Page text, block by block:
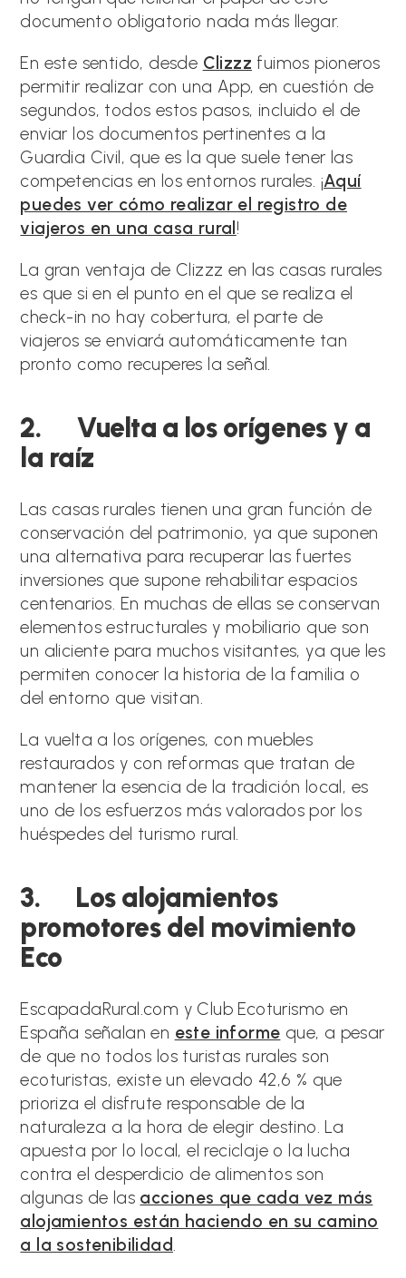
documento obligatorio nada más llegar.
En este sentido, desde Clizzz fuimos pioneros
permitir realizar con una App, en cuestión de
segundos, todos estos pasos, incluido el de
enviar los documentos pertinentes a la
Guardia Civil, que es la que suele tener las
competencias en los entornos rurales. ¡Aquí
puedes ver cómo realizar el registro de
viajeros en una casa rural !
La gran ventaja de Clizzz en las casas rurales
es que si en el punto en el que se realiza el
check-in no hay cobertura, el parte de
viajeros se enviará automáticamente tan
pronto como recuperes la señal.
2. Vuelta a los orígenes y a
la raíz
Las casas rurales tienen una gran función de
conservación del patrimonio, ya que suponen
una alternativa para recuperar las fuertes
inversiones que supone rehabilitar espacios
centenarios. En muchas de ellas se conservan
elementos estructurales y mobiliario que son
un aliciente para muchos visitantes, ya que les
permiten conocer la historia de la familia o
del entorno que visitan.
La vuelta a los orígenes, con muebles
restaurados y con reformas que tratan de
mantener la esencia de la tradición local, es
uno de los esfuerzos más valorados por los
huéspedes del turismo rural.
3. Los alojamientos
promotores del movimiento
Eco
EscapadaRural.com y Club Ecoturismo en
España señalan en este informe que, a pesar
de que no todos los turistas rurales son
ecoturistas, existe un elevado 42,6 % que
prioriza el disfrute responsable de la
naturaleza a la hora de elegir destino. La
apuesta por lo local, el reciclaje o la lucha
contra el desperdicio de alimentos son
algunas de las acciones que cada vez más
alojamientos están haciendo en su camino
a la sostenibilidad.